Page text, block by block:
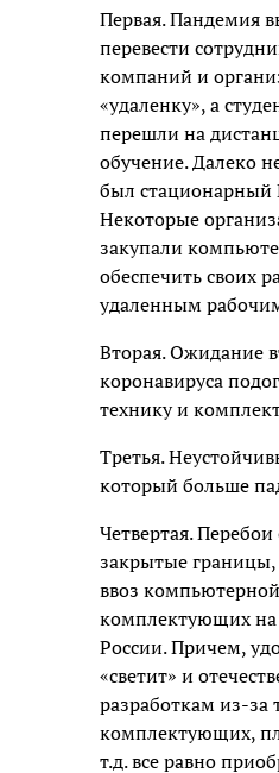
Первая. Пандемия
перевести
компаний и
«удаленку», а
перешли на
обучение. Далеко
был стационарный
Некоторые
закупали
обеспечить своих
удаленным
Вторая. Ожидание
коронавируса
технику и
Третья.
который больше
Четвертая.
закрытые
ввоз
комплектующих
России. Причем,
«светит» и
разработкам из-за
комплектующих,
т.д. все равно